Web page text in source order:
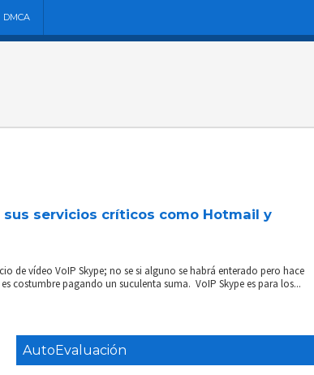
DMCA
servicios críticos como Hotmail y
de vídeo VoIP Skype; no se si alguno se habrá enterado pero hace
costumbre pagando un suculenta suma. VoIP Skype es para los...
AutoEvaluación